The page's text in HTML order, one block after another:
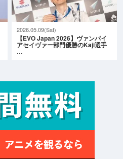
2026.05.09(Sat)
【EVO Japan 2026】ヴァンパイ
アセイヴァー部門優勝のKaji選手
…